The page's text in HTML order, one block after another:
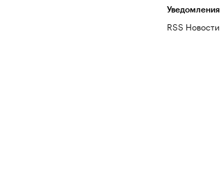
Уведомления
RSS Новости